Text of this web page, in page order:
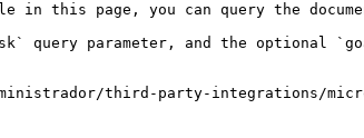
this page, you can query the
query parameter, and the optional
third-party-integrations/